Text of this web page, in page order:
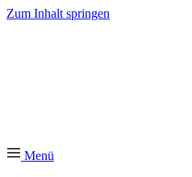
Zum Inhalt springen
Menü